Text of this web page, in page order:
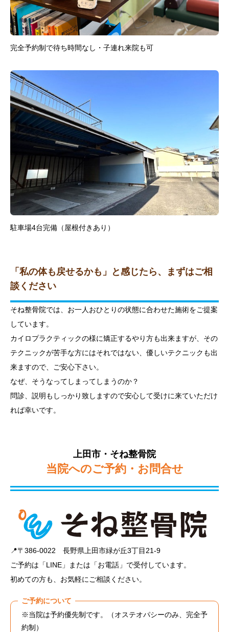
完全予約制で待ち時間なし・子連れ来院も可
駐車場4台完備（屋根付きあり）
「私の体も戻せるかも」と感じたら、まずはご相
談ください
そね整骨院では、お一人おひとりの状態に合わせた施術をご提案
しています。
カイロプラクティックの様に矯正するやり方も出来ますが、その
テクニックが苦手な方にはそれではない、優しいテクニックも出
来ますので、ご安心下さい。
なぜ、そうなってしまってしまうのか？
問診、説明もしっかり致しますので安心して受けに来ていただけ
れば幸いです。
上田市・そね整骨院
当院へのご予約・お問合せ
📍〒386-0022 長野県上田市緑が丘3丁目21-9
ご予約は「LINE」または「お電話」で受付しています。
初めての方も、お気軽にご相談ください。
ご予約について
※当院は予約優先制です。（オステオパシーのみ、完全予
約制）